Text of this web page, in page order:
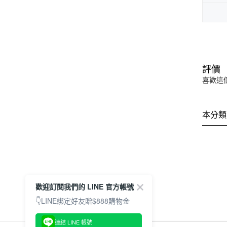
評價
喜歡這
本分
歡迎訂閱我們的 LINE 官方帳號
👇LINE綁定好友贈$888購物金
連結 LINE 帳號